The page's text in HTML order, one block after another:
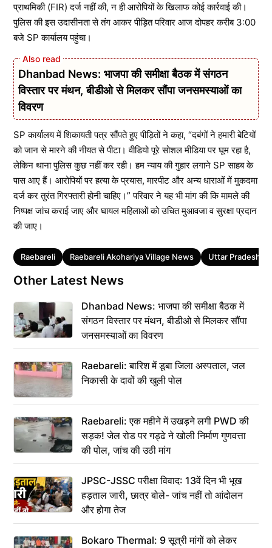
प्राथमिकी (FIR) दर्ज नहीं की, न ही आरोपियों के खिलाफ कोई कार्रवाई की।
पुलिस की इस उदासीनता से तंग आकर पीड़ित परिवार आज दोपहर करीब 3:00
बजे SP कार्यालय पहुंचा।
Dhanbad News: भाजपा की समीक्षा बैठक में संगठन
विस्तार पर मंथन, बीडीओ से मिलकर सौंपा जनसमस्याओं का
विवरण
SP कार्यालय में शिकायती पत्र सौंपते हुए पीड़ितों ने कहा, “दबंगों ने हमारी बेटियों
को जान से मारने की नीयत से पीटा। वीडियो पूरे सोशल मीडिया पर घूम रहा है,
लेकिन थाना पुलिस कुछ नहीं कर रही। हम न्याय की गुहार लगाने SP साहब के
पास आए हैं। आरोपियों पर हत्या के प्रयास, मारपीट और अन्य धाराओं में मुकदमा
दर्ज कर तुरंत गिरफ्तारी होनी चाहिए।” परिवार ने यह भी मांग की कि मामले की
निष्पक्ष जांच कराई जाए और घायल महिलाओं को उचित मुआवजा व सुरक्षा प्रदान
की जाए।
Tags
Raebareli Raebareli Akohariya Village News Uttar Pradesh
Other Latest News
Dhanbad News: भाजपा की समीक्षा बैठक में
संगठन विस्तार पर मंथन, बीडीओ से मिलकर सौंपा
जनसमस्याओं का विवरण
Raebareli: बारिश में डूबा जिला अस्पताल, जल
निकासी के दावों की खुली पोल
Raebareli: एक महीने में उखड़ने लगी PWD की
सड़क! जेल रोड पर गड्ढे ने खोली निर्माण गुणवत्ता
की पोल, जांच की उठी मांग
JPSC-JSSC परीक्षा विवाद: 13वें दिन भी भूख
हड़ताल जारी, छात्र बोले- जांच नहीं तो आंदोलन
और होगा तेज
Bokaro Thermal: 9 सूत्री मांगों को लेकर